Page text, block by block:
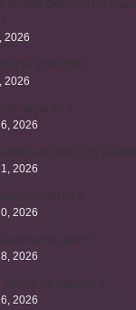
2026
2026
2026
2026
2026
2026
2026